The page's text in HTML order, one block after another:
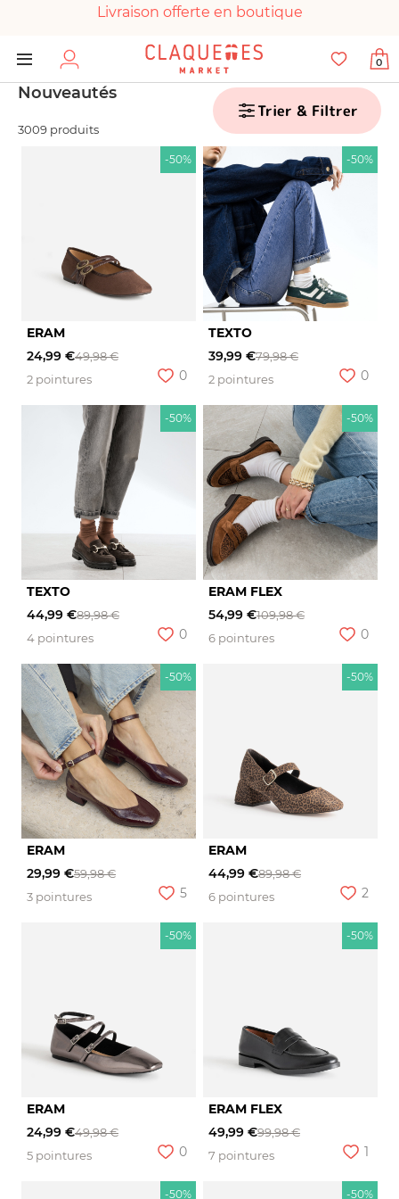
Livraison offerte en boutique
Paiement 100% sécurisé
Chaussures garanties en parfait état
0
Nouveautés
3009 produits
Trier & Filtrer
-50%
ERAM
24,99 €49,98 €
2 pointures
0
-50%
TEXTO
39,99 €79,98 €
2 pointures
0
-50%
TEXTO
44,99 €89,98 €
4 pointures
0
-50%
ERAM FLEX
54,99 €109,98 €
6 pointures
0
-50%
ERAM
29,99 €59,98 €
3 pointures
5
-50%
ERAM
44,99 €89,98 €
6 pointures
2
-50%
ERAM
24,99 €49,98 €
5 pointures
0
-50%
ERAM FLEX
49,99 €99,98 €
7 pointures
1
-50% -50%